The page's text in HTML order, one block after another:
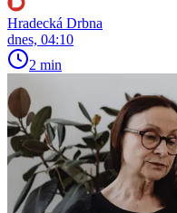
Hradecká Drbna
dnes, 04:10
2 min